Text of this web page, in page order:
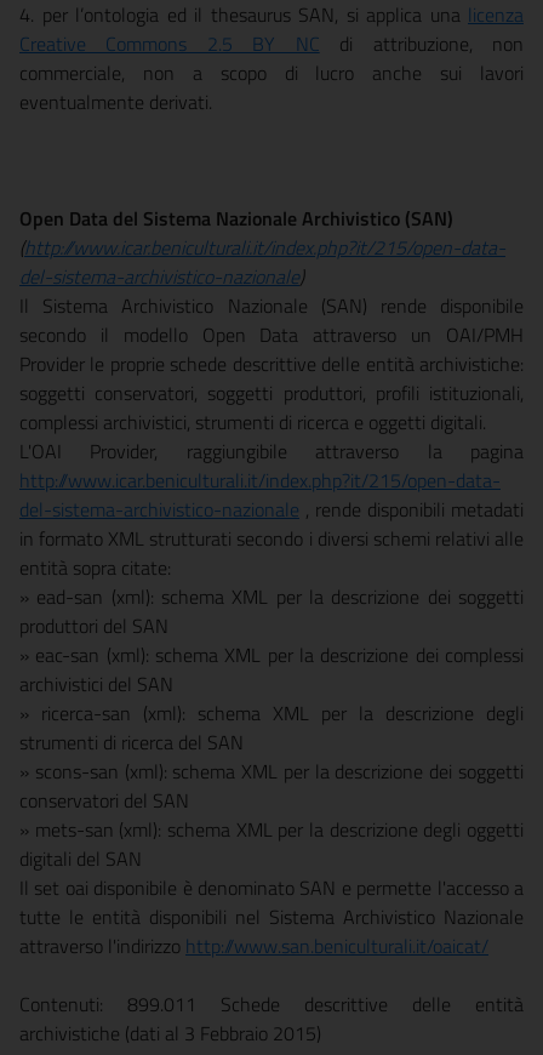
4. per l’ontologia ed il thesaurus SAN, si applica una licenza
Creative Commons 2.5 BY NC di attribuzione, non
commerciale, non a scopo di lucro anche sui lavori
eventualmente derivati.
Open Data del Sistema Nazionale Archivistico (SAN)
(http://www.icar.beniculturali.it/index.php?it/215/open-data-
del-sistema-archivistico-nazionale)
Il Sistema Archivistico Nazionale (SAN) rende disponibile
secondo il modello Open Data attraverso un OAI/PMH
Provider le proprie schede descrittive delle entità archivistiche:
soggetti conservatori, soggetti produttori, profili istituzionali,
complessi archivistici, strumenti di ricerca e oggetti digitali.
L'OAI Provider, raggiungibile attraverso la pagina
http://www.icar.beniculturali.it/index.php?it/215/open-data-
del-sistema-archivistico-nazionale , rende disponibili metadati
in formato XML strutturati secondo i diversi schemi relativi alle
entità sopra citate:
­» ead-san (xml): schema XML per la descrizione dei soggetti
produttori del SAN
­» eac-san (xml): schema XML per la descrizione dei complessi
archivistici del SAN
­» ricerca-san (xml): schema XML per la descrizione degli
strumenti di ricerca del SAN
­» scons-san (xml): schema XML per la descrizione dei soggetti
conservatori del SAN
­» mets-san (xml): schema XML per la descrizione degli oggetti
digitali del SAN
Il set oai disponibile è denominato SAN e permette l'accesso a
tutte le entità disponibili nel Sistema Archivistico Nazionale
attraverso l'indirizzo http://www.san.beniculturali.it/oaicat/
Contenuti: 899.011 Schede descrittive delle entità
archivistiche (dati al 3 Febbraio 2015)